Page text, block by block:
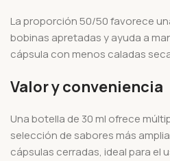
La proporción 50/50 favorece
bobinas apretadas y ayuda a
cápsula con menos caladas
Valor y conveniencia
Una botella de 30 ml ofrece
selección de sabores más
cápsulas cerradas, ideal para el